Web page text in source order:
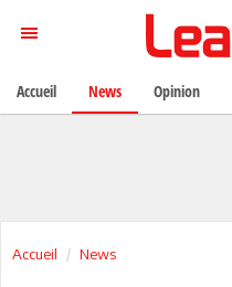
Accueil News
Accueil News Opinion